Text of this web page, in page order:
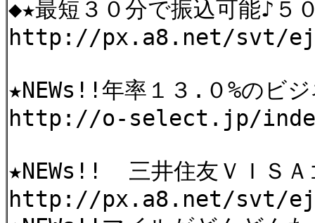
◆★最短３０分で振込可能♪５
http://px.a8.net/svt/
★NEWs!!年率１３.０%のビ
http://o-select.jp/
★NEWs!! 三井住友ＶＩＳＡ
http://px.a8.net/svt/